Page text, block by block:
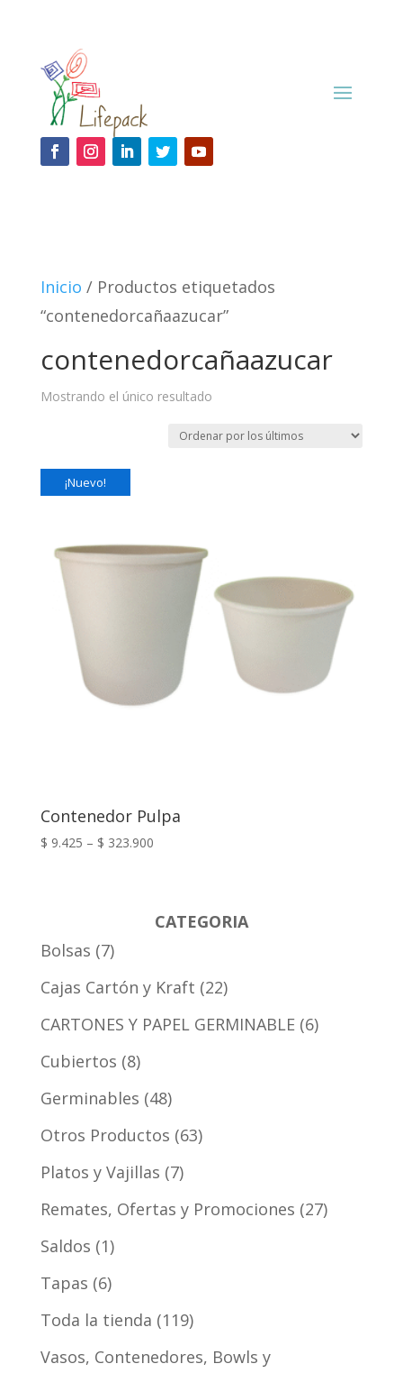
Inicio / Productos etiquetados
“contenedorcañaazucar”
contenedorcañaazucar
Mostrando el único resultado
¡Nuevo!
Contenedor Pulpa
$ 9.425 – $ 323.900
CATEGORIA
Bolsas 7
Cajas Cartón y Kraft 22
CARTONES Y PAPEL GERMINABLE 6
Cubiertos 8
Germinables 48
Otros Productos 63
Platos y Vajillas 7
Remates, Ofertas y Promociones 27
Saldos 1
Tapas 6
Toda la tienda 119
Vasos, Contenedores, Bowls y